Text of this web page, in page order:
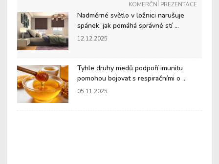
KOMERČNÍ PREZENTACE
Nadměrné světlo v ložnici narušuje
spánek: jak pomáhá správné stí ...
12.12.2025
Tyhle druhy medů podpoří imunitu
pomohou bojovat s respiračními o ...
05.11.2025